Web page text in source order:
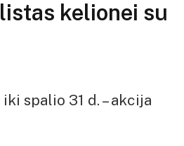
kelionei su
spalio 31 d. – akcija